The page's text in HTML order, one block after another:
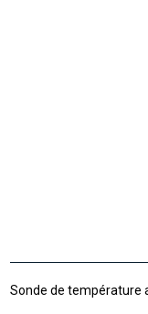
Sonde de température